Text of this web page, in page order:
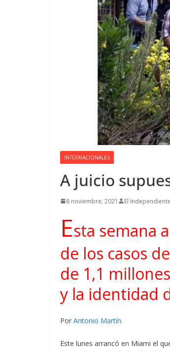
INTERNACIONALES
A juicio
8 noviembre, 2021 El Independiente
Esta semana
de los casos
de 1,1
y la identidad
Por Antonio Martín.
Este lunes arrancó en Miami el